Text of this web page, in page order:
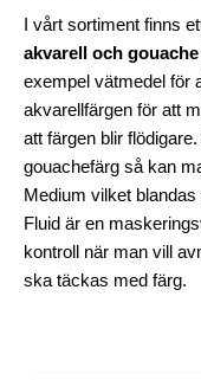
I vårt sortiment finns
akvarell och gouache
exempel vätmedel för
akvarellfärgen för att
att färgen blir
gouachefärg så kan
Medium vilket
Fluid är en
kontroll när man vill
ska täckas med färg.